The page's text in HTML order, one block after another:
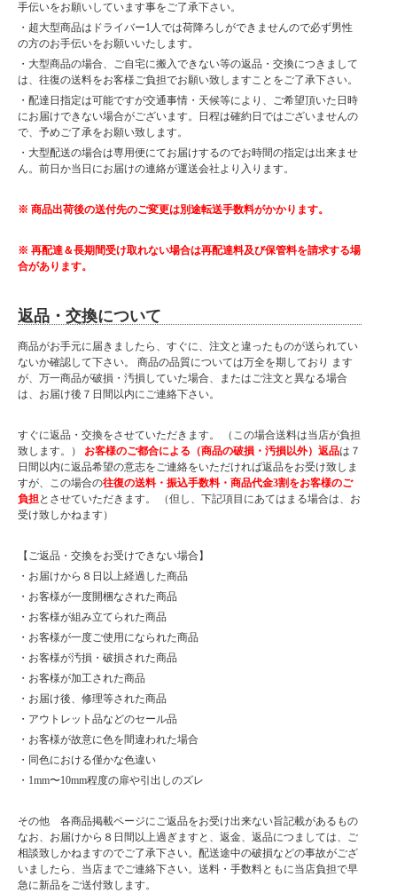
手伝いをお願いしています事をご了承下さい。
・超大型商品はドライバー1人では荷降ろしができませんので必ず男性
の方のお手伝いをお願いいたします。
・大型商品の場合、ご自宅に搬入できない等の返品・交換につきまして
は、往復の送料をお客様ご負担でお願い致しますことをご了承下さい。
・配達日指定は可能ですが交通事情・天候等により、ご希望頂いた日時
にお届けできない場合がございます。日程は確約日ではございませんの
で、予めご了承をお願い致します。
・大型配送の場合は専用便にてお届けするのでお時間の指定は出来ませ
ん。前日か当日にお届けの連絡が運送会社より入ります。
※ 商品出荷後の送付先のご変更は別途転送手数料がかかります。
※ 再配達＆長期間受け取れない場合は再配達料及び保管料を請求する場
合があります。
返品・交換について
商品がお手元に届きましたら、すぐに、注文と違ったものが送られてい
ないか確認して下さい。 商品の品質については万全を期しており ます
が、万一商品が破損・汚損していた場合、またはご注文と異なる場合
は、お届け後７日間以内にご連絡下さい。
すぐに返品・交換をさせていただきます。 （この場合送料は当店が負担
致します。） お客様のご都合による（商品の破損・汚損以外）返品は７
日間以内に返品希望の意志をご連絡をいただければ返品をお受け致しま
すが、この場合の往復の送料・振込手数料・商品代金3割をお客様のご
負担とさせていただきます。 （但し、下記項目にあてはまる場合は、お
受け致しかねます）
【ご返品・交換をお受けできない場合】
・お届けから８日以上経過した商品
・お客様が一度開梱なされた商品
・お客様が組み立てられた商品
・お客様が一度ご使用になられた商品
・お客様が汚損・破損された商品
・お客様が加工された商品
・お届け後、修理等された商品
・アウトレット品などのセール品
・お客様が故意に色を間違われた場合
・同色における僅かな色違い
・1mm〜10mm程度の扉や引出しのズレ
その他 各商品掲載ページにご返品をお受け出来ない旨記載があるもの
なお、お届けから８日間以上過ぎますと、返金、返品につましては、ご
相談致しかねますのでご了承下さい。配送途中の破損などの事故がござ
いましたら、当店までご連絡下さい。送料・手数料ともに当店負担で早
急に新品をご送付致します。